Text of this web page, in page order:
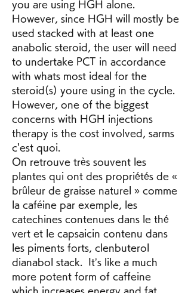
you are using HGH alone.
However, since HGH will mostly be
used stacked with at least one
anabolic steroid, the user will need
to undertake PCT in accordance
with whats most ideal for the
steroid(s) youre using in the cycle.
However, one of the biggest
concerns with HGH injections
therapy is the cost involved, sarms
c'est quoi.
On retrouve très souvent les
plantes qui ont des propriétés de «
brûleur de graisse naturel » comme
la caféine par exemple, les
catechines contenues dans le thé
vert et le capsaicin contenu dans
les piments forts, clenbuterol
dianabol stack.  It’s like a much
more potent form of caffeine
which increases energy and fat